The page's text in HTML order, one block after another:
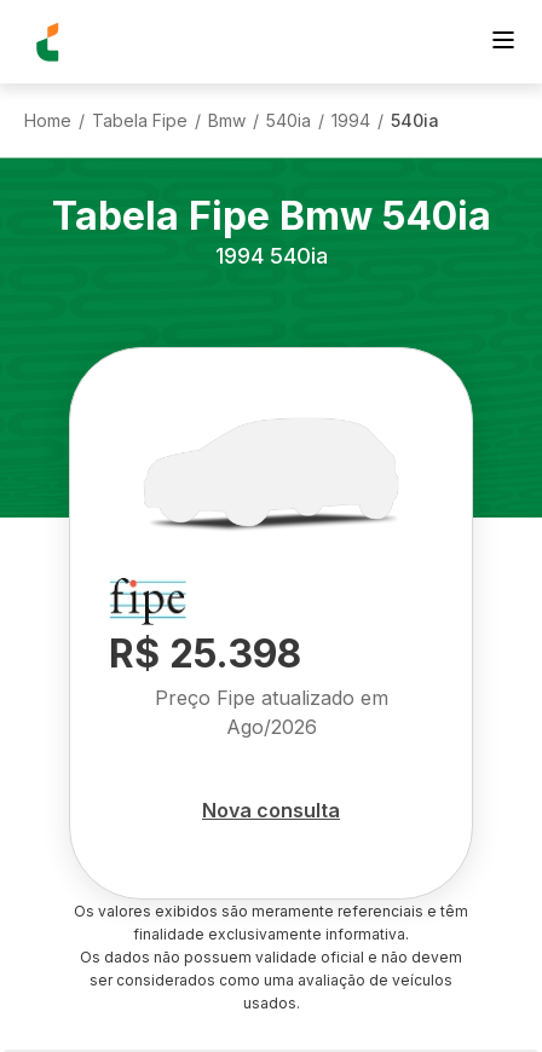
Home / Tabela Fipe / Bmw / 540ia / 1994 / 540ia
Tabela Fipe Bmw 540ia
1994 540ia
R$ 25.398
Preço Fipe atualizado em
Ago/2026
Nova consulta
Os valores exibidos são meramente referenciais e têm
finalidade exclusivamente informativa.
Os dados não possuem validade oficial e não devem
ser considerados como uma avaliação de veículos
usados.